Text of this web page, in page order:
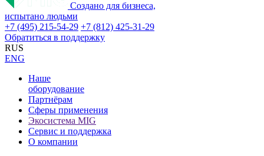
Создано для бизнеса,
испытано людьми
+7 (495) 215-54-29 +7 (812) 425-31-29
Обратиться в поддержку
RUS
ENG
Наше
оборудование
Партнёрам
Сферы применения
Экосистема MIG
Сервис и поддержка
О компании